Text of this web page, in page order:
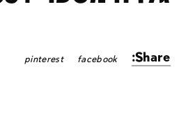
Share:
facebook
pinterest